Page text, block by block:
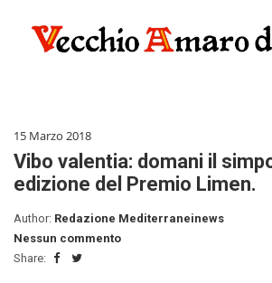
15 Marzo 2018
Vibo valentia: domani il
edizione del Premio Limen.
Author: Redazione Mediterraneinews
Nessun commento
Share: